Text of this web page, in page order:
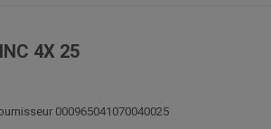
4X 25
000965041070040025